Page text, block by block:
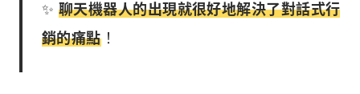
✨ 聊天機器人的出現就很好地解決了對話式行
銷的痛點！